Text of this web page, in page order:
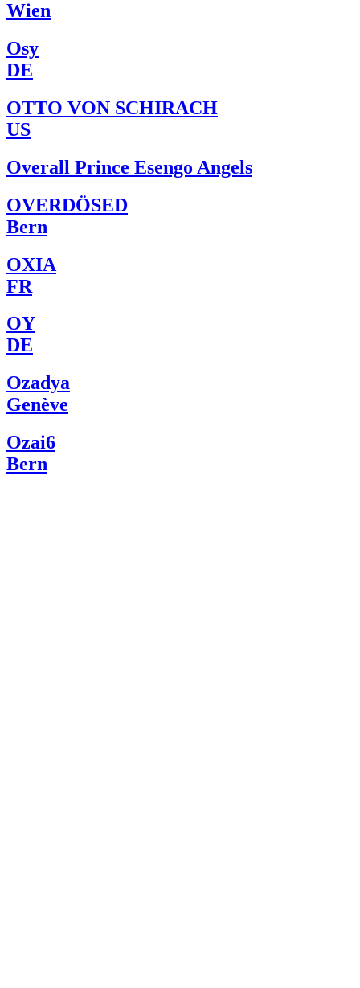
Wien
Osy
DE
OTTO VON SCHIRACH
US
Overall Prince Esengo Angels
OVERDÖSED
Bern
OXIA
FR
OY
DE
Ozadya
Genève
Ozai6
Bern